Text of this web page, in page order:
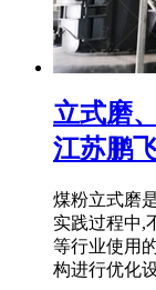
立式磨
江苏鹏
煤粉立式磨
实践过程中,
等行业使用
构进行优化